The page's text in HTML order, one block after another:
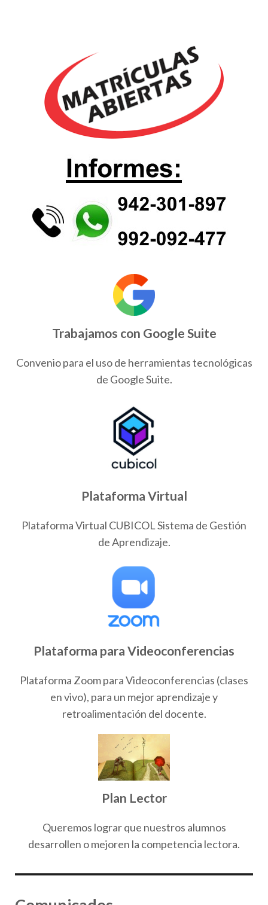
Trabajamos con Google Suite
Convenio para el uso de herramientas tecnológicas
de Google Suite.
Plataforma Virtual
Plataforma Virtual CUBICOL Sistema de Gestión
de Aprendizaje.
Plataforma para Videoconferencias
Plataforma Zoom para Videoconferencias (clases
en vivo), para un mejor aprendizaje y
retroalimentación del docente.
Plan Lector
Queremos lograr que nuestros alumnos
desarrollen o mejoren la competencia lectora.